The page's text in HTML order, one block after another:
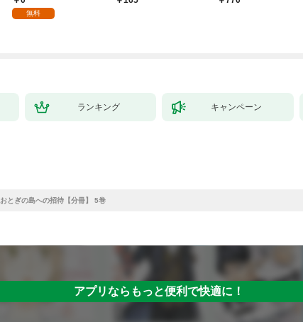
家の生贄（１）」
無料
ランキング キャンペーン
おとぎの島への招待【分冊】 5巻
アプリならもっと便利で快適に！